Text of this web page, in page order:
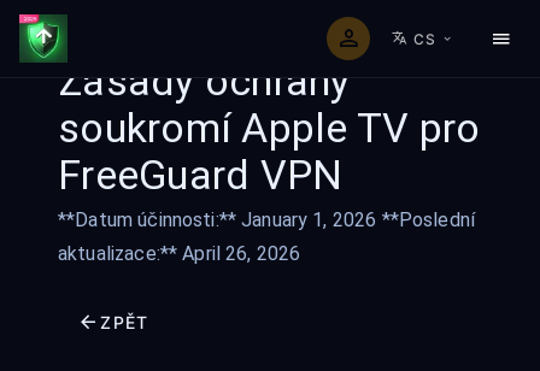
CS
Zásady ochrany
soukromí Apple TV pro
FreeGuard VPN
**Datum účinnosti:** January 1, 2026 **Poslední
aktualizace:** April 26, 2026
ZPĚT